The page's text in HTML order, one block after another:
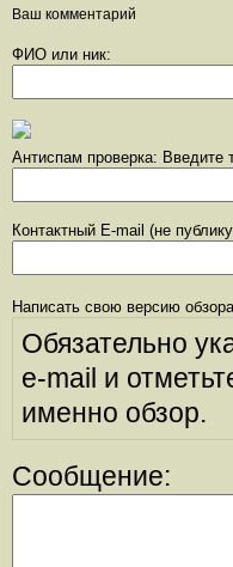
Ваш комментарий
ФИО или ник:
Антиспам проверка: Введите
Контактный E-mail (не
Написать свою версию
Обязательно
e-mail и
именно обзор.
Сообщение: